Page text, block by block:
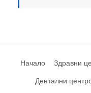
Начало Здравни
Дентални